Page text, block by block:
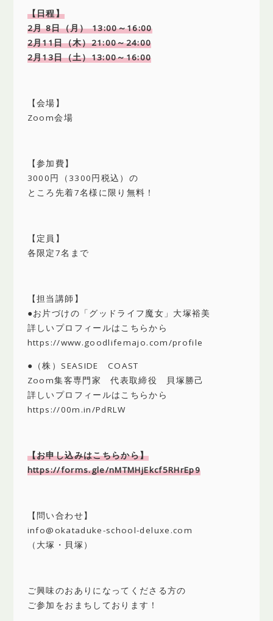
【日程】
2月 8日（月） 13:00～16:00
2月11日（木）21:00～24:00
2月13日（土）13:00～16:00
【会場】
Zoom会場
【参加費】
3000円（3300円税込）の
ところ先着7名様に限り無料！
【定員】
各限定7名まで
【担当講師】
●お片づけの「グッドライフ魔女」大塚裕美
詳しいプロフィールはこちらから
https://www.goodlifemajo.com/profile
●（株）SEASIDE COAST
Zoom集客専門家 代表取締役 貝塚勝己
詳しいプロフィールはこちらから
https://00m.in/PdRLW
【お申し込みはこちらから】
https://forms.gle/nMTMHjEkcf5RHrEp9
【問い合わせ】
info@okataduke-school-deluxe.com
（大塚・貝塚）
ご興味のおありになってくださる方の
ご参加をおまちしております！